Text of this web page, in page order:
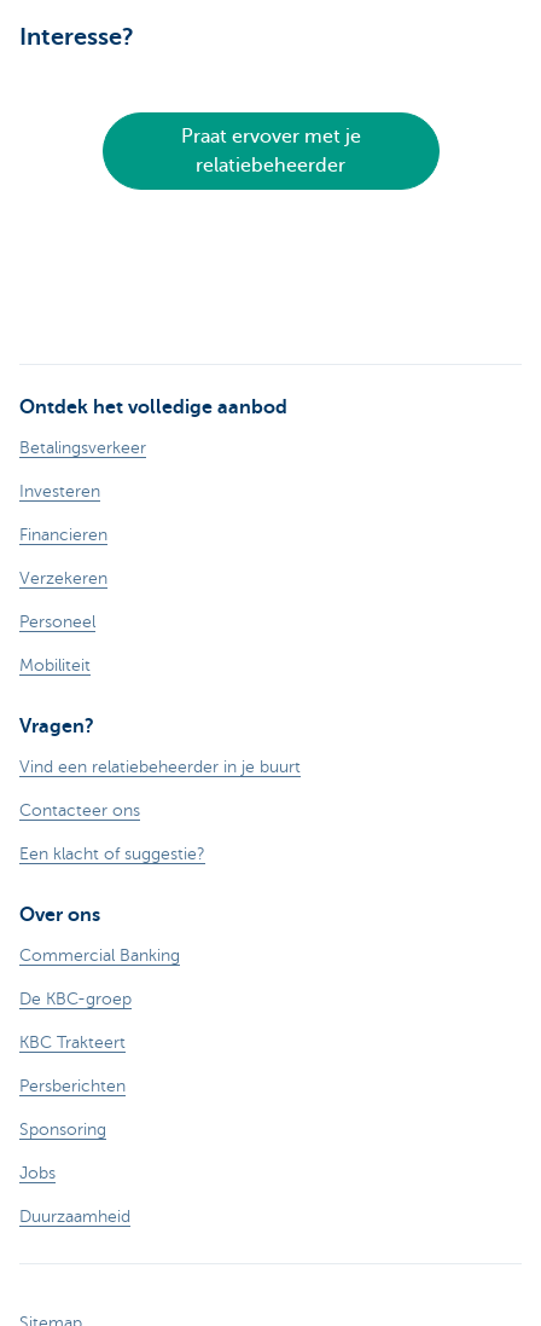
Interesse?
Praat ervover met je
relatiebeheerder
Ontdek het volledige aanbod
Betalingsverkeer
Investeren
Financieren
Verzekeren
Personeel
Mobiliteit
Vragen?
Vind een relatiebeheerder in je buurt
Contacteer ons
Een klacht of suggestie?
Over ons
Commercial Banking
De KBC-groep
KBC Trakteert
Persberichten
Sponsoring
Jobs
Duurzaamheid